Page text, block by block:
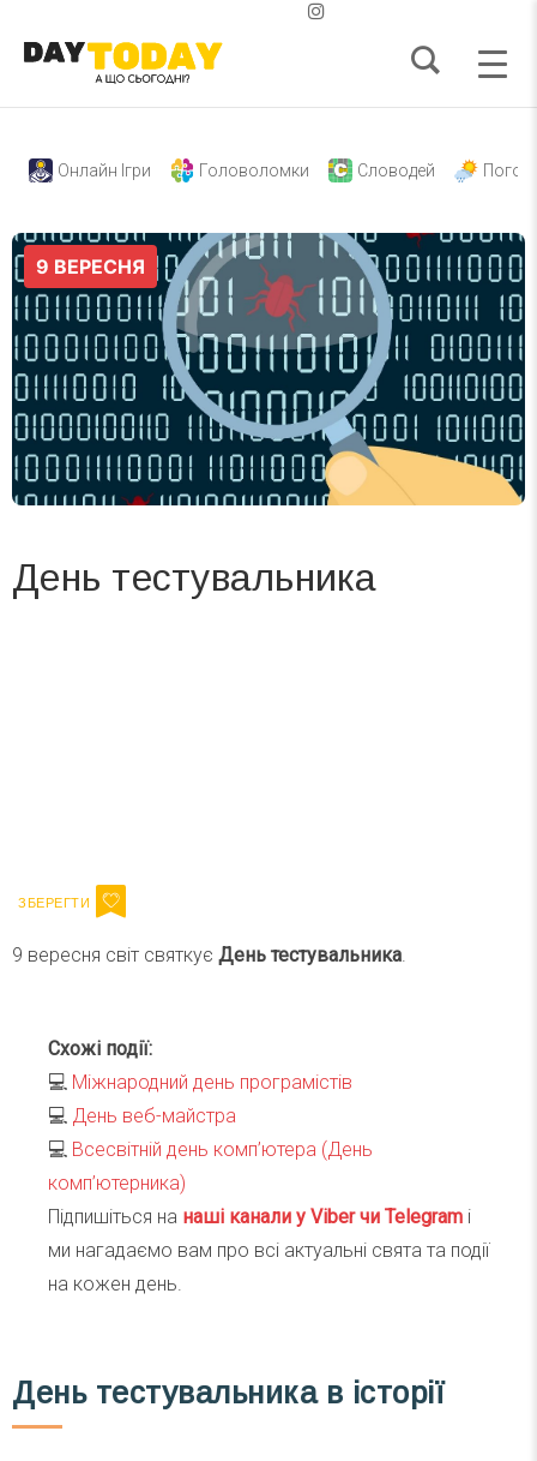
Онлайн Ігри Головоломки Словодей
День тестувальника
9 вересня світ святкує День тестувальника.
Схожі події:
💻 Міжнародний день програмістів
💻 День веб-майстра
💻 Всесвітній день комп’ютера (День
комп’ютерника)
Підпишіться на наші канали у Viber чи Telegram і
ми нагадаємо вам про всі актуальні свята та події
на кожен день.
День тестувальника в історії